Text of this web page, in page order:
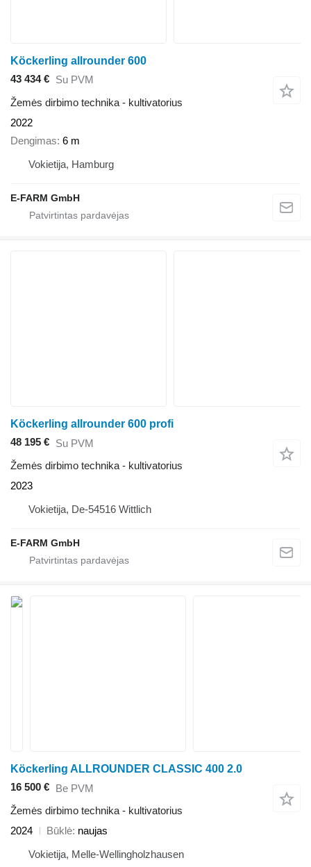
Köckerling allrounder 600
43 434 € Su PVM
Žemės dirbimo technika - kultivatorius
2022
Dengimas 6 m
Vokietija, Hamburg
E-FARM GmbH
Köckerling allrounder 600 profi
48 195 € Su PVM
Žemės dirbimo technika - kultivatorius
2023
Vokietija, De-54516 Wittlich
E-FARM GmbH
Köckerling ALLROUNDER CLASSIC 400 2.0
16 500 € Be PVM
Žemės dirbimo technika - kultivatorius
2024
Būklė naujas
Vokietija, Melle-Wellingholzhausen